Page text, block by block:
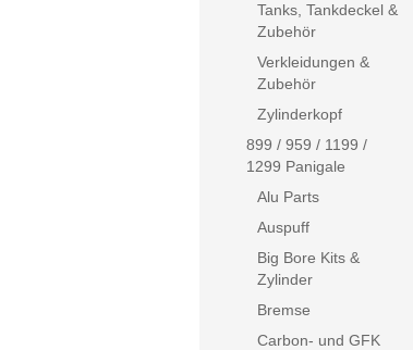
Tanks, Tankdeckel &
Zubehör
Verkleidungen &
Zubehör
Zylinderkopf
899 / 959 / 1199 /
1299 Panigale
Alu Parts
Auspuff
Big Bore Kits &
Zylinder
Bremse
Carbon- und GFK